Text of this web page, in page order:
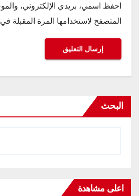
احفظ اسمي، بريدي الإلكتروني،
المتصفح لاستخدامها المرة المقبلة
البحث
اعلى مشاهدة